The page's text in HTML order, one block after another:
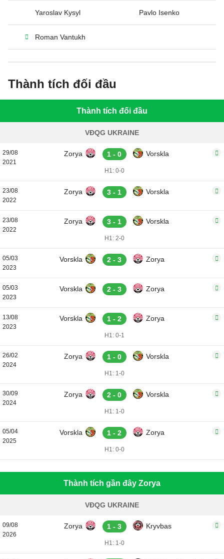
Yaroslav Kysyl Pavlo Isenko
Roman Vantukh
Thành tích đối đầu
Thành tích đối đầu
VĐQG UKRAINE
29/08
2021
Zorya 1 - 0 Vorskla
H1: 0-0
23/08
2022
Zorya 3 - 1 Vorskla
23/08
2022
Zorya 3 - 1 Vorskla
H1: 2-0
05/03
2023
Vorskla 2 - 3 Zorya
05/03
2023
Vorskla 2 - 3 Zorya
13/08
2023
Vorskla 1 - 2 Zorya
H1: 0-1
26/02
2024
Zorya 1 - 0 Vorskla
H1: 1-0
30/09
2024
Zorya 2 - 0 Vorskla
H1: 1-0
05/04
2025
Vorskla 1 - 2 Zorya
H1: 0-0
Thành tích gần đây Zorya
VĐQG UKRAINE
09/08
2026
Zorya 1 - 3 Kryvbas
H1: 1-0